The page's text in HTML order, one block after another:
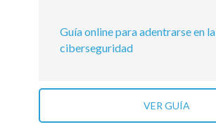
Guía online para adentrarse en la
ciberseguridad
VER GUÍA